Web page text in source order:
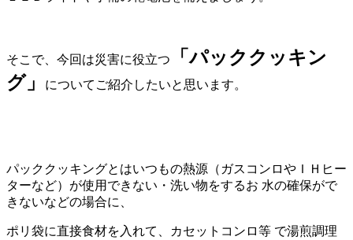
そこで、今回は災害に役立つ
「パッククッキン
グ」
についてご紹介したいと思います。
パッククッキングとはいつもの熱源（ガスコンロやＩＨヒー
ターなど）が使用できない・洗い物をするお 水の確保がで
きないなどの場合に、
ポリ袋に直接食材を入れて、カセットコンロ等 で湯煎調理